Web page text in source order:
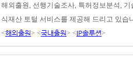
해외출원, 선행기술조사, 특허정보분석,
식재산 토털 서비스를 제공해 드리고 있습
<해외출원> <국내출원> <IP솔루션>